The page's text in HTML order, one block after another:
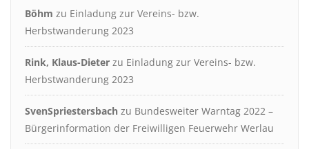
Böhm zu Einladung zur Vereins- bzw.
Herbstwanderung 2023
Rink, Klaus-Dieter zu Einladung zur Vereins- bzw.
Herbstwanderung 2023
SvenSpriestersbach zu Bundesweiter Warntag 2022 –
Bürgerinformation der Freiwilligen Feuerwehr Werlau